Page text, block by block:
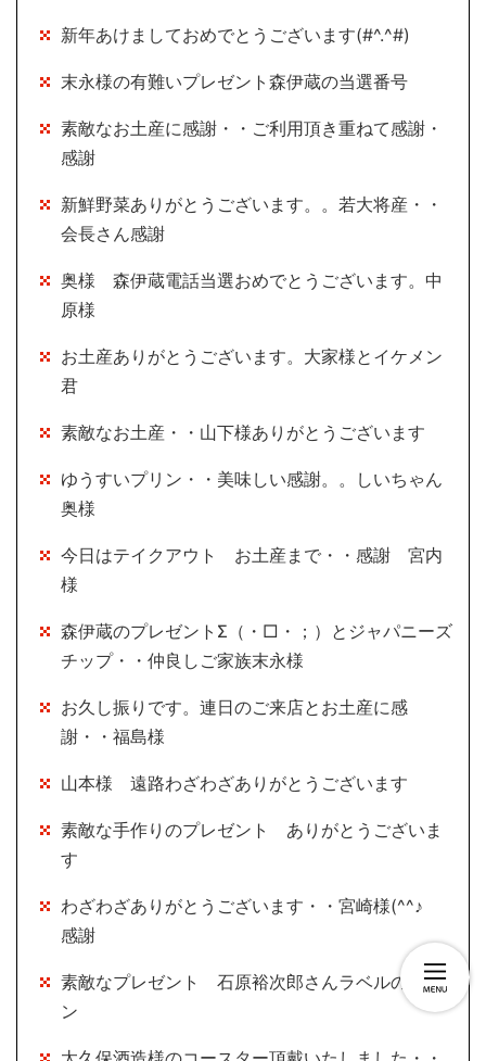
新年あけましておめでとうございます(#^.^#)
末永様の有難いプレゼント森伊蔵の当選番号
素敵なお土産に感謝・・ご利用頂き重ねて感謝・
感謝
新鮮野菜ありがとうございます。。若大将産・・
会長さん感謝
奥様 森伊蔵電話当選おめでとうございます。中
原様
お土産ありがとうございます。大家様とイケメン
君
素敵なお土産・・山下様ありがとうございます
ゆうすいプリン・・美味しい感謝。。しいちゃん
奥様
今日はテイクアウト お土産まで・・感謝 宮内
様
森伊蔵のプレゼントΣ（・□・；）とジャパニーズ
チップ・・仲良しご家族末永様
お久し振りです。連日のご来店とお土産に感
謝・・福島様
山本様 遠路わざわざありがとうございます
素敵な手作りのプレゼント ありがとうございま
す
わざわざありがとうございます・・宮崎様(^^♪
感謝
素敵なプレゼント 石原裕次郎さんラベルのワイ
ン